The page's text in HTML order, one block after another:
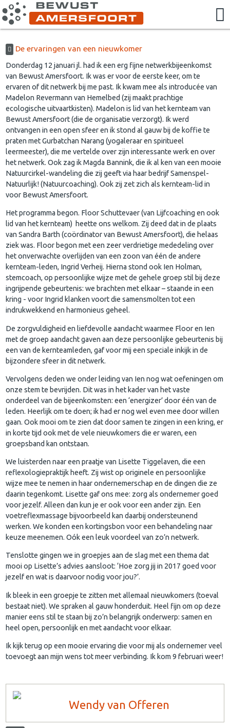
De ervaringen van een nieuwkomer
Donderdag 12 januari jl. had ik een erg fijne netwerkbijeenkomst
van Bewust Amersfoort. Ik was er voor de eerste keer, om te
ervaren of dit netwerk bij me past. Ik kwam mee als introducée van
Madelon Revermann van Hemelbed (zij maakt prachtige
ecologische uitvaartkisten). Madelon is lid van het kernteam van
Bewust Amersfoort (die de organisatie verzorgt). Ik werd
ontvangen in een open sfeer en ik stond al gauw bij de koffie te
praten met Gurbatchan Narang (yogaleraar en spiritueel
leermeester), die me vertelde over zijn interessante werk en over
het netwerk. Ook zag ik Magda Bannink, die ik al ken van een mooie
Natuurcirkel-wandeling die zij geeft via haar bedrijfSamenspel-
Natuurlijk! (Natuurcoaching). Ook zij zet zich als kernteam-lid in
voor Bewust Amersfoort.
Het programma begon. Floor Schuttevaer (van Lijfcoaching en ook
lid van het kernteam) heette ons welkom. Zij deed dat in de plaats
van Sandra Barth (coördinator van Bewust Amersfoort), die helaas
ziek was. Floor begon met een zeer verdrietige mededeling over
het onverwachte overlijden van een zoon van één de andere
kernteam-leden, Ingrid Verheij. Hierna stond ook Ien Holman,
stemcoach, op persoonlijke wijze met de gehele groep stil bij deze
ingrijpende gebeurtenis: we brachten met elkaar – staande in een
kring - voor Ingrid klanken voort die samensmolten tot een
indrukwekkend en harmonieus geheel.
De zorgvuldigheid en liefdevolle aandacht waarmee Floor en Ien
met de groep aandacht gaven aan deze persoonlijke gebeurtenis bij
een van de kernteamleden, gaf voor mij een speciale inkijk in de
bijzondere sfeer in dit netwerk.
Vervolgens deden we onder leiding van Ien nog wat oefeningen om
onze stem te bevrijden. Dit was in het kader van het vaste
onderdeel van de bijeenkomsten: een ‘energizer’ door één van de
leden. Heerlijk om te doen; ik had er nog wel even mee door willen
gaan. Ook mooi om te zien dat door samen te zingen in een kring, er
in korte tijd ook met de vele nieuwkomers die er waren, een
groepsband kan ontstaan.
We luisterden naar een praatje van Lisette Tiggelaven, die een
reflexologiepraktijk heeft. Zij wist op originele en persoonlijke
wijze mee te nemen in haar ondernemerschap en de dingen die ze
daarin tegenkomt. Lisette gaf ons mee: zorg als ondernemer goed
voor jezelf. Alleen dan kun je er ook voor een ander zijn. Een
voetreflexmassage bijvoorbeeld kan daarbij ondersteunend
werken. We konden een kortingsbon voor een behandeling naar
keuze meenemen. Oók een leuk voordeel van zo’n netwerk.
Tenslotte gingen we in groepjes aan de slag met een thema dat
mooi op Lisette’s advies aansloot: ‘Hoe zorg jij in 2017 goed voor
jezelf en wat is daarvoor nodig voor jou?’.
Ik bleek in een groepje te zitten met allemaal nieuwkomers (toeval
bestaat niet). We spraken al gauw honderduit. Heel fijn om op deze
manier eens stil te staan bij zo’n belangrijk onderwerp: samen en
heel open, persoonlijk en met aandacht voor elkaar.
Ik kijk terug op een mooie ervaring die voor mij als ondernemer veel
toevoegt aan mijn wens tot meer verbinding. Ik kom 9 februari weer!
Wendy van Offeren